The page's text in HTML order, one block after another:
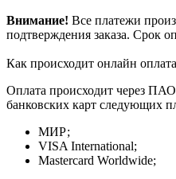
Внимание! Все платежи
подтверждения заказа. Срок
Как происходит онлайн оплата
Оплата происходит через
банковских карт следующих
МИР;
VISA International;
Mastercard Worldwide;